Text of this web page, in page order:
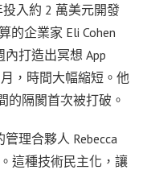
入約 2 萬美元開發
的企業家 Eli Cohen
打造出冥想 App
，時間大幅縮短。他
的隔閡首次被打破。
理合夥人 Rebecca
這種技術民主化，讓